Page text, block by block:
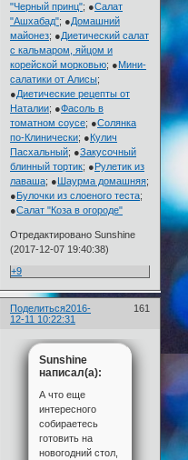
"Черный принц"; ●Салат
"Ашхабад"; ●Домашний
майонез; ●Диетический салат
с кальмаром, яйцом и
корейской морковью; ●Мини-
салатики от Алисы;
●Диетические рецепты от
Наталии; ●Фасоль в
томатном соусе; ●Солянка
по-Клинически; ● Кулич
Пасхальный; ●Закусочный
блинный тортик; ● Рулетик из
лаваша; ● Шаурма домашняя;
● Булочки из слоеного теста;
●Салат "Коза в огороде"
Отредактировано Sunshine
(2017-12-07 19:40:38)
+9
Поделиться 161
2016-
12-11 10:22:31
Sunshine
написал(а):
А что еще
интересного
собираетесь
готовить на
новогодний стол,